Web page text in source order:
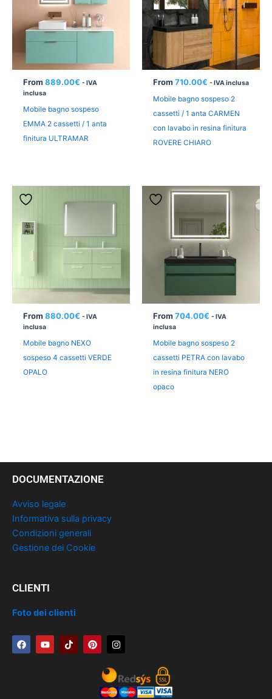
From 889.00€ - IVA
inclusa
Mobile bagno sospeso
EMMA 2 cassetti / 1 anta
finitura ULTRAMAR
From 710.00€ - IVA inclusa
Mobile bagno sospeso 2
cassetti / 1 anta CARMEN
con lavabo in resina finitura
ROVERE CHIARO
From 880.00€ - IVA
inclusa
Mobile bagno NEXO
sospeso 4 cassetti VERDE
OPALO
From 704.00€ - IVA
inclusa
Mobile bagno sospeso 2
cassetti PETRA con lavabo
in resina finitura NERO
opaco
DOCUMENTAZIONE
Avviso legale
Informativa sulla privacy
Condizioni generali
Gestione dei Cookie
CLIENTI
Foto dei clienti
F
a
Y
o
T
i
P
i
I
n
a
g
r